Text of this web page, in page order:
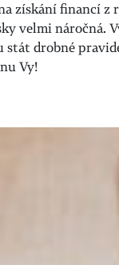
získání financí
velmi náročná.
stát drobné
Vy!